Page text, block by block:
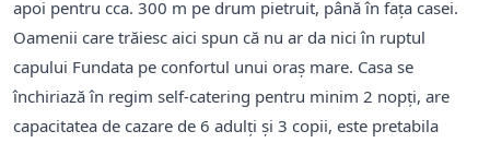
apoi pentru cca. 300 m pe drum pietruit, până în faţa casei.
Oamenii care trăiesc aici spun că nu ar da nici în ruptul
capului Fundata pe confortul unui oraş mare. Casa se
închiriază în regim self-catering pentru minim 2 nopţi, are
capacitatea de cazare de 6 adulţi şi 3 copii, este pretabila